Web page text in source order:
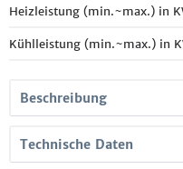
Heizleistung (min.~max.) in
Kühlleistung (min.~max.) in
Beschreibung
Technische Daten